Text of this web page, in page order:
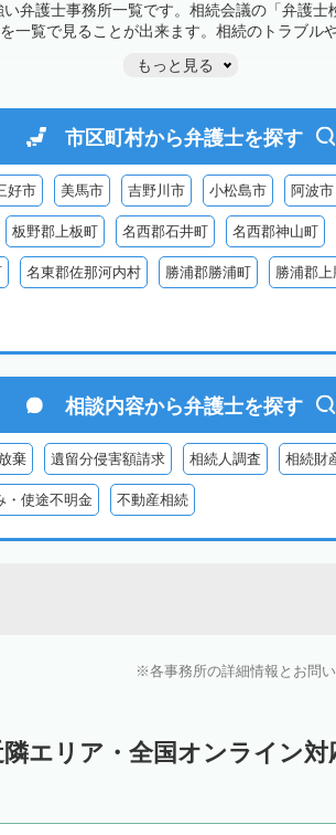
弁護士事務所一覧です。相続会議の「弁護
一覧で見ることが出来ます。相続のトラブル
もっと見る
市区町村から弁護士を探す
好市 美馬市 吉野川市 小松島市 阿波市
板野郡上板町 名西郡石井町 名西郡神山町
名東郡佐那河内村 勝浦郡勝浦町 勝浦郡上
相談内容から弁護士を探す
棄 遺留分侵害額請求 相続人調査 相続財
・使途不明金 不動産相続
各事務所の詳細情報とお問
エリア・全国オンライン